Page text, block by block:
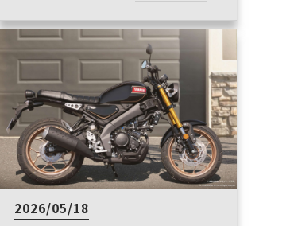
2026/05/18